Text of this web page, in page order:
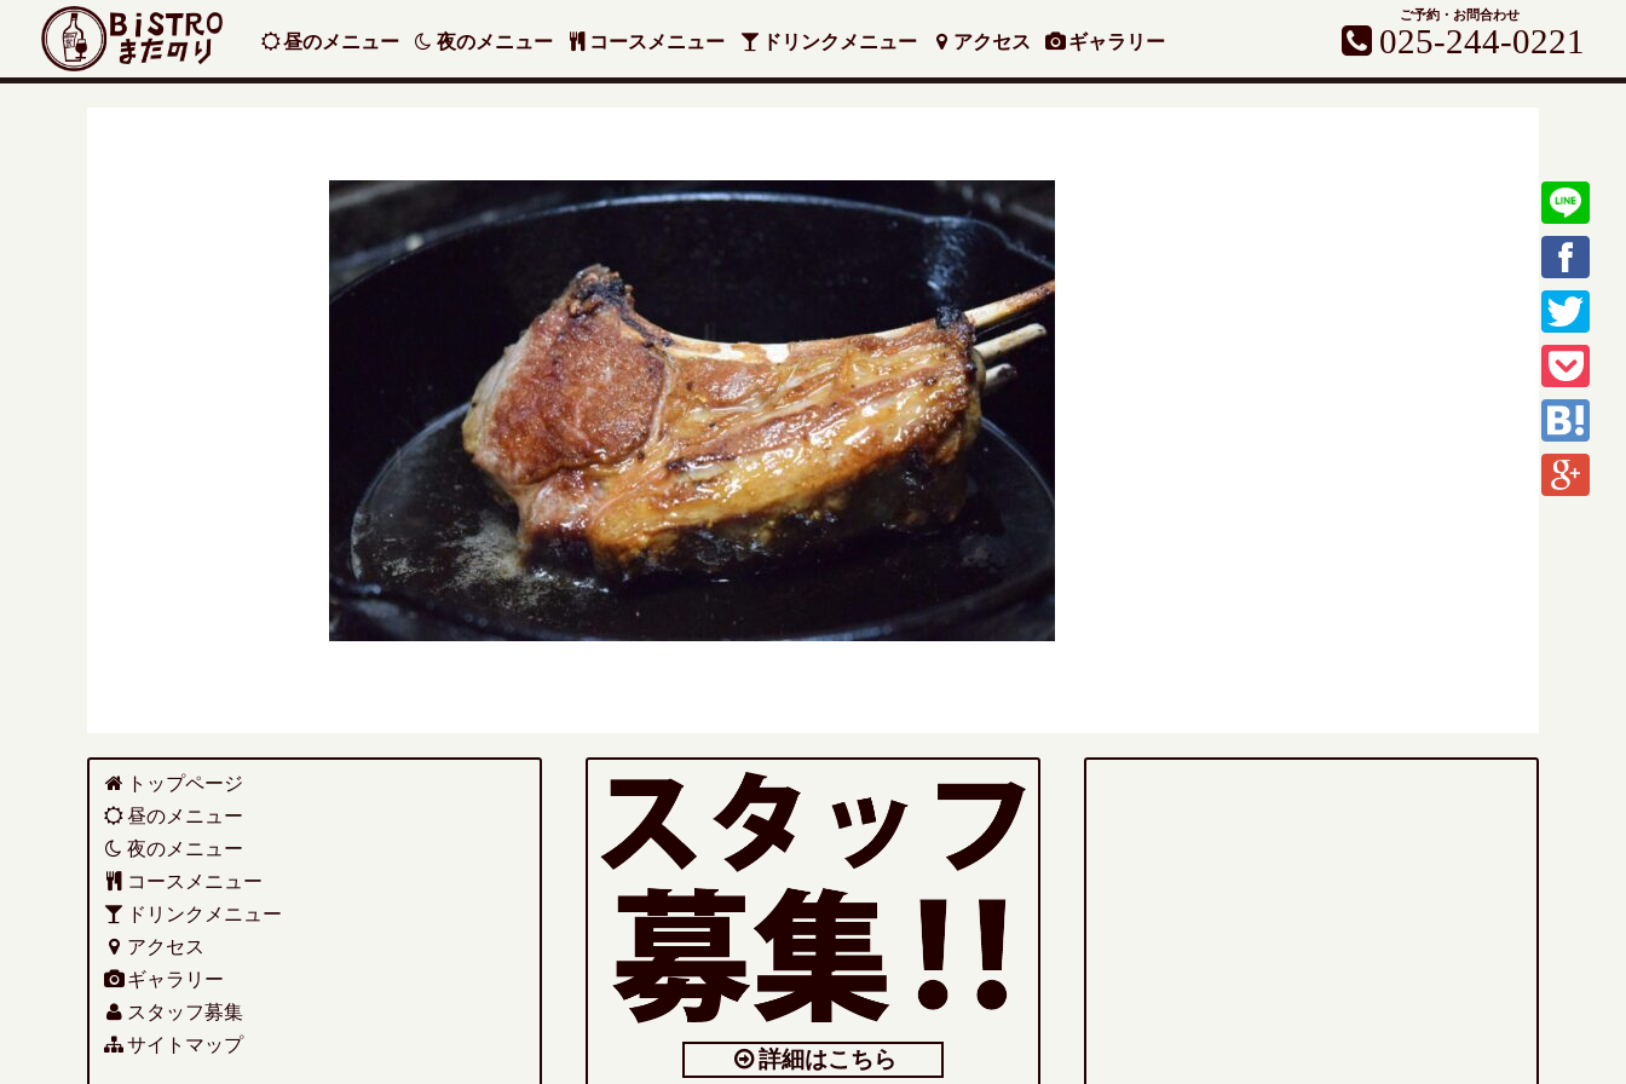
ご予約・お問合わせ
025-244-0221
ギャラリー
アクセス
ドリンクメニュー
コースメニュー
夜のメニュー
昼のメニュー
トップページ
昼のメニュー
夜のメニュー
コースメニュー
ドリンクメニュー
アクセス
ギャラリー
スタッフ募集
サイトマップ
詳細はこちら